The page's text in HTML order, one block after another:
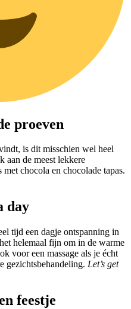
proeven
is dit misschien wel heel
aan de meest lekkere
chocola en chocolade tapas.
day
tijd een dagje ontspanning in
helemaal fijn om in de warme
voor een massage als je écht
gezichtsbehandeling. Let’s get
feestje